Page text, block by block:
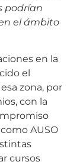
podrían
el ámbito
en la
el
zona, por
con la
AUSO
cursos